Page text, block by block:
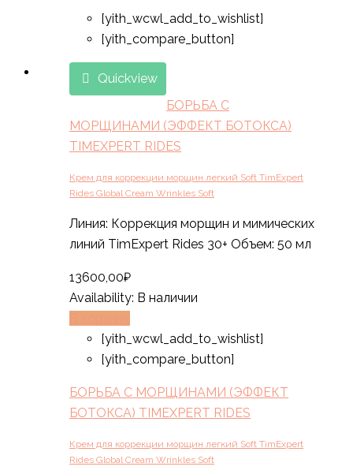
[yith_wcwl_add_to_wishlist]
[yith_compare_button]
Quickview
БОРЬБА С
МОРЩИНАМИ (ЭФФЕКТ БОТОКСА)
TIMEXPERT RIDES
Крем для коррекции морщин легкий Soft TimExpert
Rides Global Cream Wrinkles Soft
Линия: Коррекция морщин и мимических
линий TimExpert Rides 30+ Объем: 50 мл
13600,00₽
Availability: В наличии
[yith_wcwl_add_to_wishlist]
[yith_compare_button]
БОРЬБА С МОРЩИНАМИ (ЭФФЕКТ
БОТОКСА) TIMEXPERT RIDES
Крем для коррекции морщин легкий Soft TimExpert
Rides Global Cream Wrinkles Soft